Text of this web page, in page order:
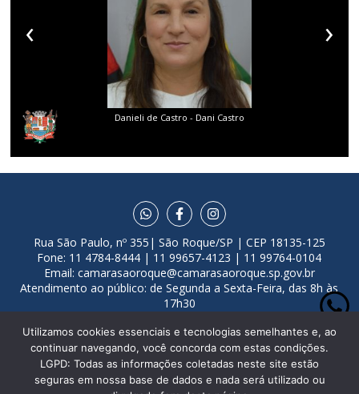
Diego Gouveia da Costa
‹ ›
Rua São Paulo, nº 355| São Roque/SP | CEP 18135-125
Fone: 11 4784-8444 | 11 99657-4123 | 11 99764-0104
Email: camarasaoroque@camarasaoroque.sp.gov.br
Atendimento ao público: de Segunda a Sexta-Feira, das 8h às
17h30
Utilizamos cookies essenciais e tecnologias semelhantes e, ao
continuar navegando, você concorda com estas condições.
LGPD: Todas as informações coletadas neste site estão
seguras em nossa base de dados e nada será utilizado ou